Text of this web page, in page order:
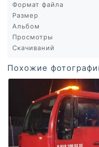
Формат файла
Размер
Альбом
Просмотры
Скачиваний
Похожие